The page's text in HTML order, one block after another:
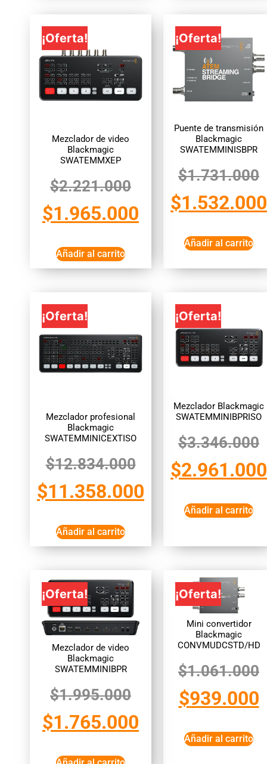
¡Oferta!
Mezclador de video
Blackmagic
SWATEMMXEP
$2.221.000
$1.965.000
Añadir al carrito
¡Oferta!
Puente de transmisión
Blackmagic
SWATEMMINISBPR
$1.731.000
$1.532.000
Añadir al carrito
¡Oferta!
Mezclador profesional
Blackmagic
SWATEMMINICEXTISO
$12.834.000
$11.358.000
Añadir al carrito
¡Oferta!
Mezclador Blackmagic
SWATEMMINIBPRISO
$3.346.000
$2.961.000
Añadir al carrito
¡Oferta!
Mezclador de video
Blackmagic
SWATEMMINIBPR
$1.995.000
$1.765.000
¡Oferta!
Mini convertidor
Blackmagic
CONVMUDCSTD/HD
$1.061.000
$939.000
Añadir al carrito